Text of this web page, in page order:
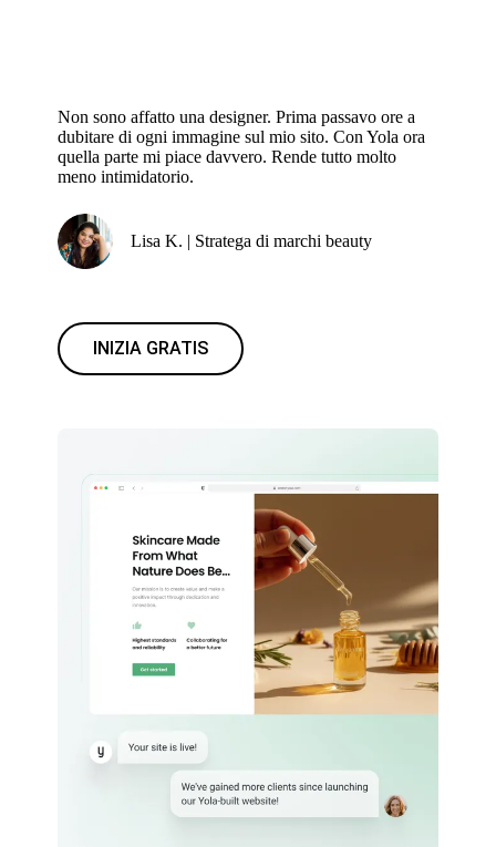
Non sono affatto una designer. Prima passavo ore a
dubitare di ogni immagine sul mio sito. Con Yola ora
quella parte mi piace davvero. Rende tutto molto
meno intimidatorio.
Lisa K. | Stratega di marchi beauty
INIZIA GRATIS